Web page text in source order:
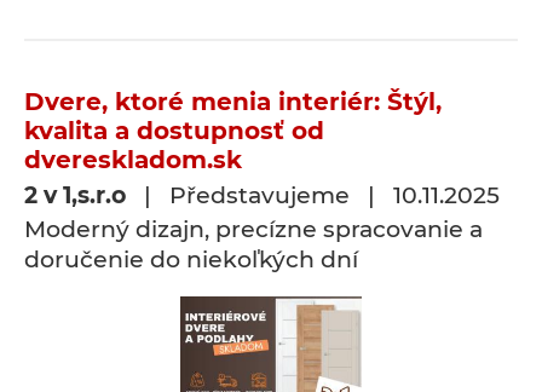
Dvere, ktoré menia interiér: Štýl,
kvalita a dostupnosť od
dvereskladom.sk
2 v 1,s.r.o | Představujeme | 10.11.2025
Moderný dizajn, precízne spracovanie a
doručenie do niekoľkých dní